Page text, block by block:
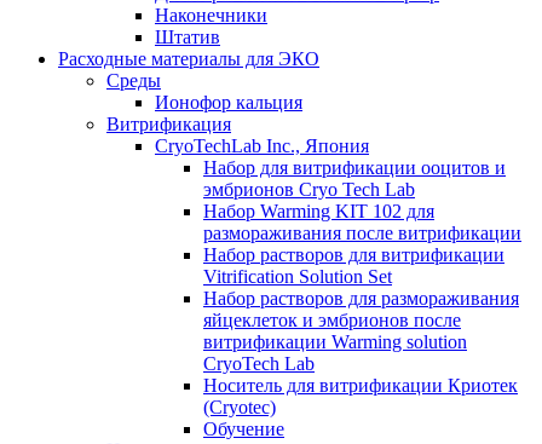
Наконечники
Штатив
Расходные материалы для ЭКО
Среды
Ионофор кальция
Витрификация
CryoTechLab Inc., Япония
Набор для витрификации ооцитов и
эмбрионов Cryo Tech Lab
Набор Warming KIT 102 для
размораживания после витрификации
Набор растворов для витрификации
Vitrification Solution Set
Набор растворов для размораживания
яйцеклеток и эмбрионов после
витрификации Warming solution
CryoTech Lab
Носитель для витрификации Криотек
(Cryotec)
Обучение